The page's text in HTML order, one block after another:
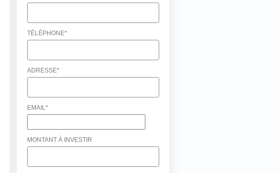
TÉLÉPHONE*
ADRESSE*
EMAIL*
MONTANT À INVESTIR